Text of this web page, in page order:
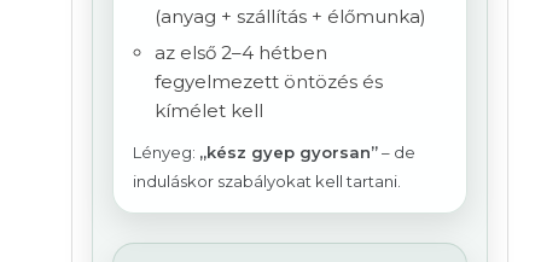
(anyag + szállítás + élőmunka)
az első 2–4 hétben
fegyelmezett öntözés és
kímélet kell
Lényeg: „kész gyep gyorsan”– de
induláskor szabályokat kell tartani.